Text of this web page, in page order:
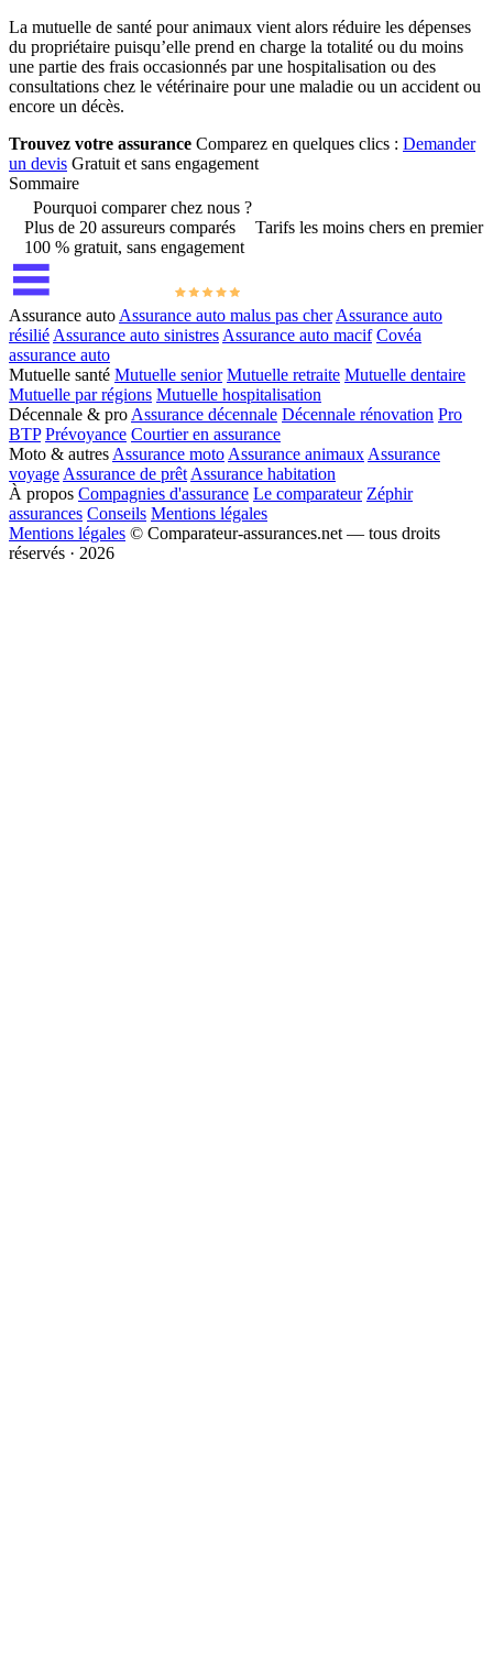
La mutuelle de santé pour animaux vient alors réduire les dépenses
du propriétaire puisqu’elle prend en charge la totalité ou du moins
une partie des frais occasionnés par une hospitalisation ou des
consultations chez le vétérinaire pour une maladie ou un accident ou
encore un décès.
Trouvez votre assurance Comparez en quelques clics : Demander
un devis Gratuit et sans engagement
Sommaire
Pourquoi comparer chez nous ?
Plus de 20 assureurs comparés
Tarifs les moins chers en premier
100 % gratuit, sans engagement
Assurance auto Assurance auto malus pas cher Assurance auto
résilié Assurance auto sinistres Assurance auto macif Covéa
assurance auto
Mutuelle santé Mutuelle senior Mutuelle retraite Mutuelle dentaire
Mutuelle par régions Mutuelle hospitalisation
Décennale & pro Assurance décennale Décennale rénovation Pro
BTP Prévoyance Courtier en assurance
Moto & autres Assurance moto Assurance animaux Assurance
voyage Assurance de prêt Assurance habitation
À propos Compagnies d'assurance Le comparateur Zéphir
assurances Conseils Mentions légales
Mentions légales © Comparateur-assurances.net — tous droits
réservés · 2026